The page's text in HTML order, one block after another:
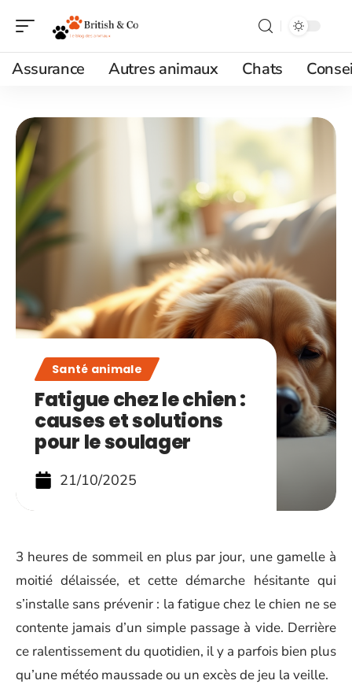
Assurance Autres animaux Chats
Santé animale
Fatigue chez le chien :
causes et solutions
pour le soulager
21/10/2025
3 heures de sommeil en plus par jour, une gamelle à
moitié délaissée, et cette démarche hésitante qui
s’installe sans prévenir : la fatigue chez le chien ne se
contente jamais d’un simple passage à vide. Derrière
ce ralentissement du quotidien, il y a parfois bien plus
qu’une météo maussade ou un excès de jeu la veille.